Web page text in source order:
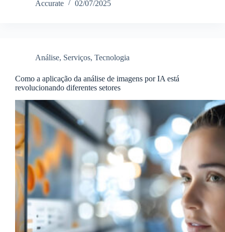
Accurate
02/07/2025
Análise, Serviços, Tecnologia
Como a aplicação da análise de imagens por IA está
revolucionando diferentes setores